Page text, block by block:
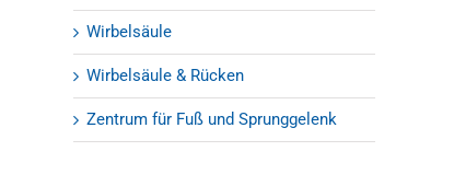
Wirbelsäule
Wirbelsäule & Rücken
Zentrum für Fuß und Sprunggelenk